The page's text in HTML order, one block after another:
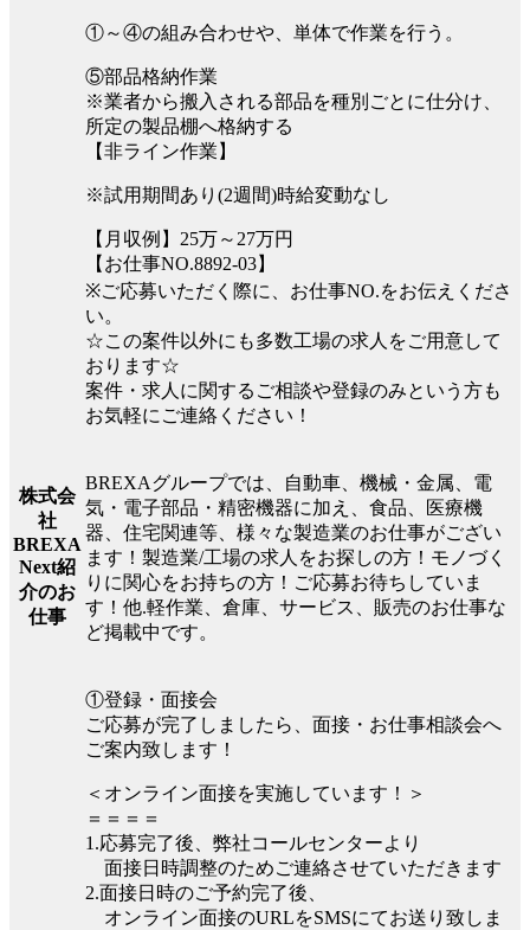
①～④の組み合わせや、単体で作業を行う。
⑤部品格納作業
※業者から搬入される部品を種別ごとに仕分け、
所定の製品棚へ格納する
【非ライン作業】
※試用期間あり(2週間)時給変動なし
【月収例】25万～27万円
【お仕事NO.8892-03】
※ご応募いただく際に、お仕事NO.をお伝えくださ
い。
☆この案件以外にも多数工場の求人をご用意して
おります☆
案件・求人に関するご相談や登録のみという方も
お気軽にご連絡ください！
株式会
社
BREXA
Next紹
介のお
仕事
BREXAグループでは、自動車、機械・金属、電
気・電子部品・精密機器に加え、食品、医療機
器、住宅関連等、様々な製造業のお仕事がござい
ます！製造業/工場の求人をお探しの方！モノづく
りに関心をお持ちの方！ご応募お待ちしていま
す！他.軽作業、倉庫、サービス、販売のお仕事な
ど掲載中です。
①登録・面接会
ご応募が完了しましたら、面接・お仕事相談会へ
ご案内致します！
＜オンライン面接を実施しています！＞
＝＝＝＝
1.応募完了後、弊社コールセンターより
面接日時調整のためご連絡させていただきます
2.面接日時のご予約完了後、
オンライン面接のURLをSMSにてお送り致しま